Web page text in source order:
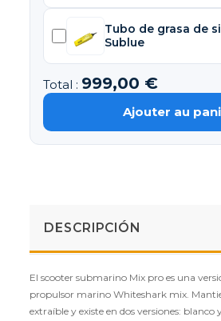
Tubo de grasa de
Sublue
Total : 999,00 €
Ajouter au
DESCRIPCIÓN
El scooter submarino Mix pro es una
propulsor marino Whiteshark mix.
extraíble y existe en dos versiones: blanco